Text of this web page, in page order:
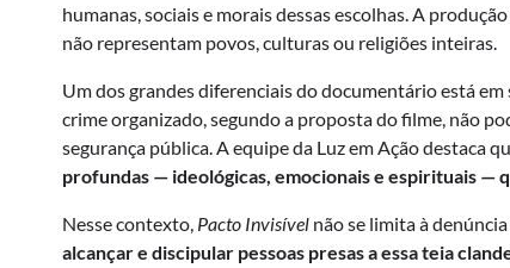
humanas, sociais e morais dessas escolhas. A
não representam povos, culturas ou religiões inteiras.
Um dos grandes diferenciais do documentário está
crime organizado, segundo a proposta do filme, não
segurança pública. A equipe da Luz em Ação destaca
profundas — ideológicas, emocionais e espirituais —
Nesse contexto, Pacto Invisível não se limita à
alcançar e discipular pessoas presas a essa teia